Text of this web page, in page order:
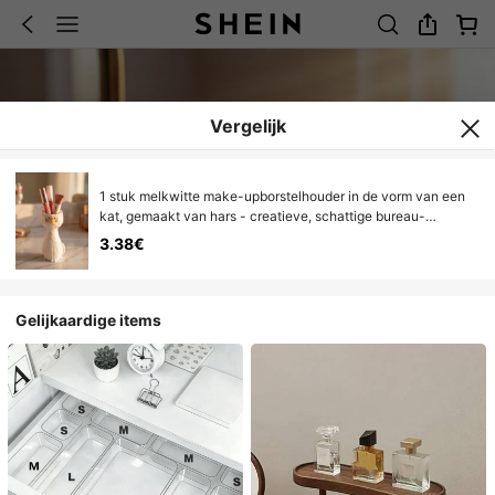
Vergelijk
1 stuk melkwitte make-upborstelhouder in de vorm van een
kat, gemaakt van hars - creatieve, schattige bureau-
organizer in cartoonstijl voor make-up, lippenstift en
wenkbrauwpotlood, cadeau voor haar | Woondecoratie,
3.38€
Gelijkaardige items